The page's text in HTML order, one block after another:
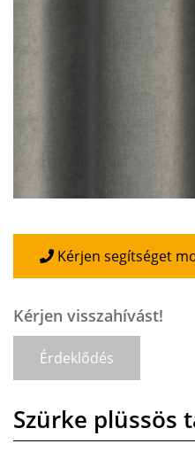
Kérjen segítséget
Kérjen visszahívást!
Érdeklődés
Szürke plüssös